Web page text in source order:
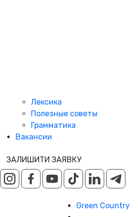
Лексика
Полезные советы
Грамматика
Вакансии
ЗАЛИШИТИ ЗАЯВКУ
Green Country